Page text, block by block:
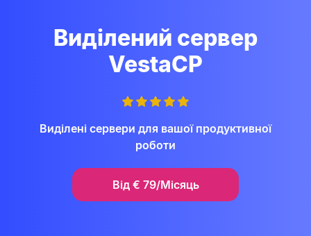
Виділений сервер
VestaCP
Виділені сервери для вашої продуктивної
роботи
Від € 79/Місяць